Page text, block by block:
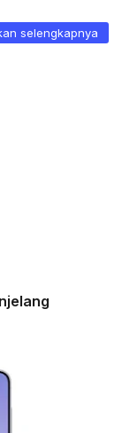
selengkapnya